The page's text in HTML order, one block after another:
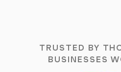
TRUSTED BY
BUSINESSES